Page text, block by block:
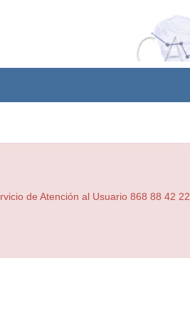
de Atención al Usuario 868 88 42 22.